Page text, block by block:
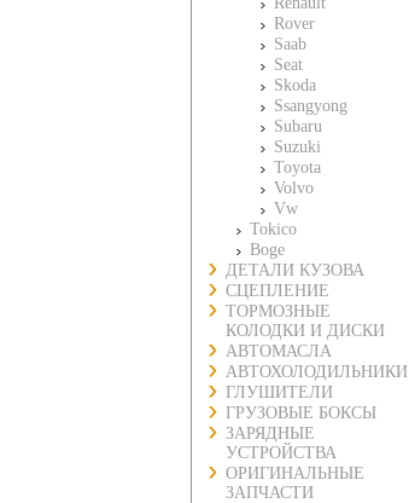
Rover
Saab
Seat
Skoda
Ssangyong
Subaru
Suzuki
Toyota
Volvo
Vw
Tokico
Boge
ДЕТАЛИ КУЗОВА
СЦЕПЛЕНИЕ
ТОРМОЗНЫЕ
КОЛОДКИ И ДИСКИ
АВТОМАСЛА
АВТОХОЛОДИЛЬНИКИ
ГЛУШИТЕЛИ
ГРУЗОВЫЕ БОКСЫ
ЗАРЯДНЫЕ
УСТРОЙСТВА
ОРИГИНАЛЬНЫЕ
ЗАПЧАСТИ